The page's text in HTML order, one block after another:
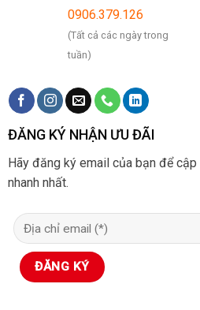
0906.379.126
(Tất cả các ngày trong
tuần)
ĐĂNG KÝ NHẬN ƯU ĐÃI
Hãy đăng ký email của bạn để
nhanh nhất.